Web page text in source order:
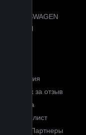
VOLKSWAGEN
VOYAH
Гарантия
Кэшбэк за отзыв
Оплата
Прайс-лист
Наши Партнеры